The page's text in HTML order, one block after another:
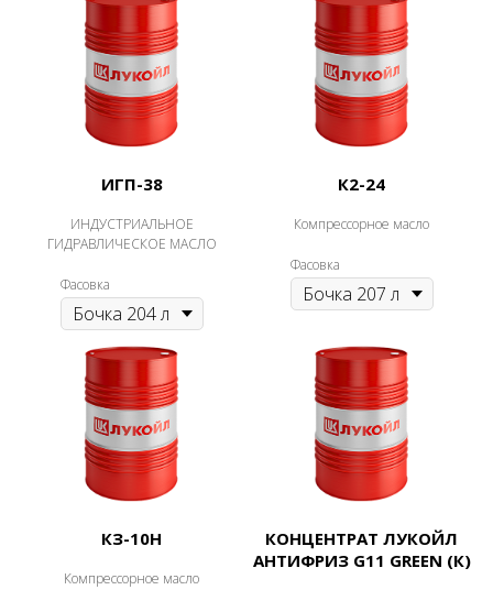
ИГП-38
ИНДУСТРИАЛЬНОЕ
ГИДРАВЛИЧЕСКОЕ МАСЛО
Фасовка
К2-24
Компрессорное масло
Фасовка
КЗ-10Н
Компрессорное масло
КОНЦЕНТРАТ ЛУКОЙЛ
АНТИФРИЗ G11 GREEN (К)